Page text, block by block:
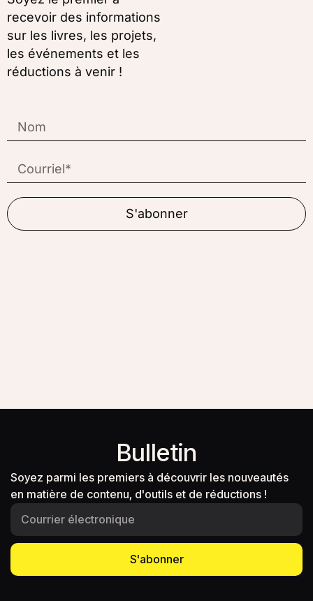
recevoir des informations
sur les livres, les projets,
les événements et les
réductions à venir !
S'abonner
Bulletin
Soyez parmi les premiers à découvrir les nouveautés
en matière de contenu, d'outils et de réductions !
S'abonner